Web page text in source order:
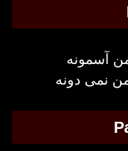
آسمونه
نمی دونه